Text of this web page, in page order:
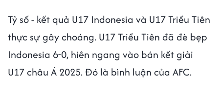
Tỷ số - kết quả U17 Indonesia và U17 Triều Tiên
thực sự gây choáng. U17 Triều Tiên đã đè bẹp
Indonesia 6-0, hiên ngang vào bán kết giải
U17 châu Á 2025. Đó là bình luận của AFC.